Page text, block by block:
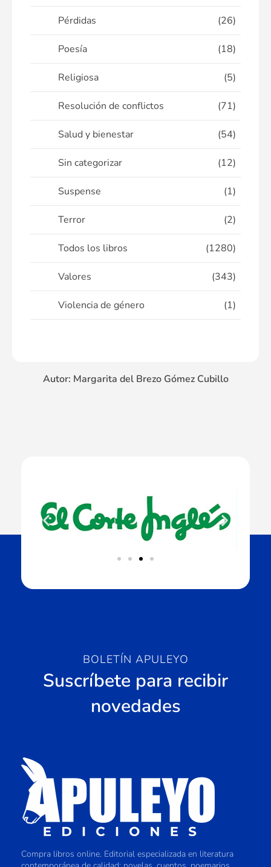
Pérdidas (26)
Poesía (18)
Religiosa (5)
Resolución de conflictos (71)
Salud y bienestar (54)
Sin categorizar (12)
Suspense (1)
Terror (2)
Todos los libros (1280)
Valores (343)
Violencia de género (1)
Autor: Margarita del Brezo Gómez Cubillo
BOLETÍN APULEYO
Suscríbete para recibir
novedades
Compra libros online. Editorial especializada en literatura